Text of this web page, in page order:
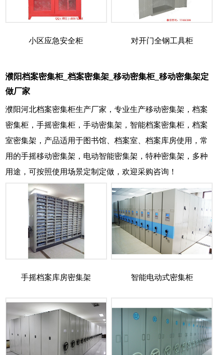
小区应急安全柜 对开门全钢工具柜
濮阳档案密集柜_档案密集架_移动密集柜_移动密集架定
做厂家
濮阳河北档案密集柜生产厂家，专业生产移动密集架，档案
密集柜，手摇密集柜，手动密集架，智能档案密集柜，档案
室密集架，产品适用于图书馆、档案室、档案库房使用，常
用的手摇移动密集架，电动智能密集架，特种密集架，多种
用途，可按照使用场景定制定做，欢迎采购咨询！
手摇档案库房密集架 智能电动式密集柜